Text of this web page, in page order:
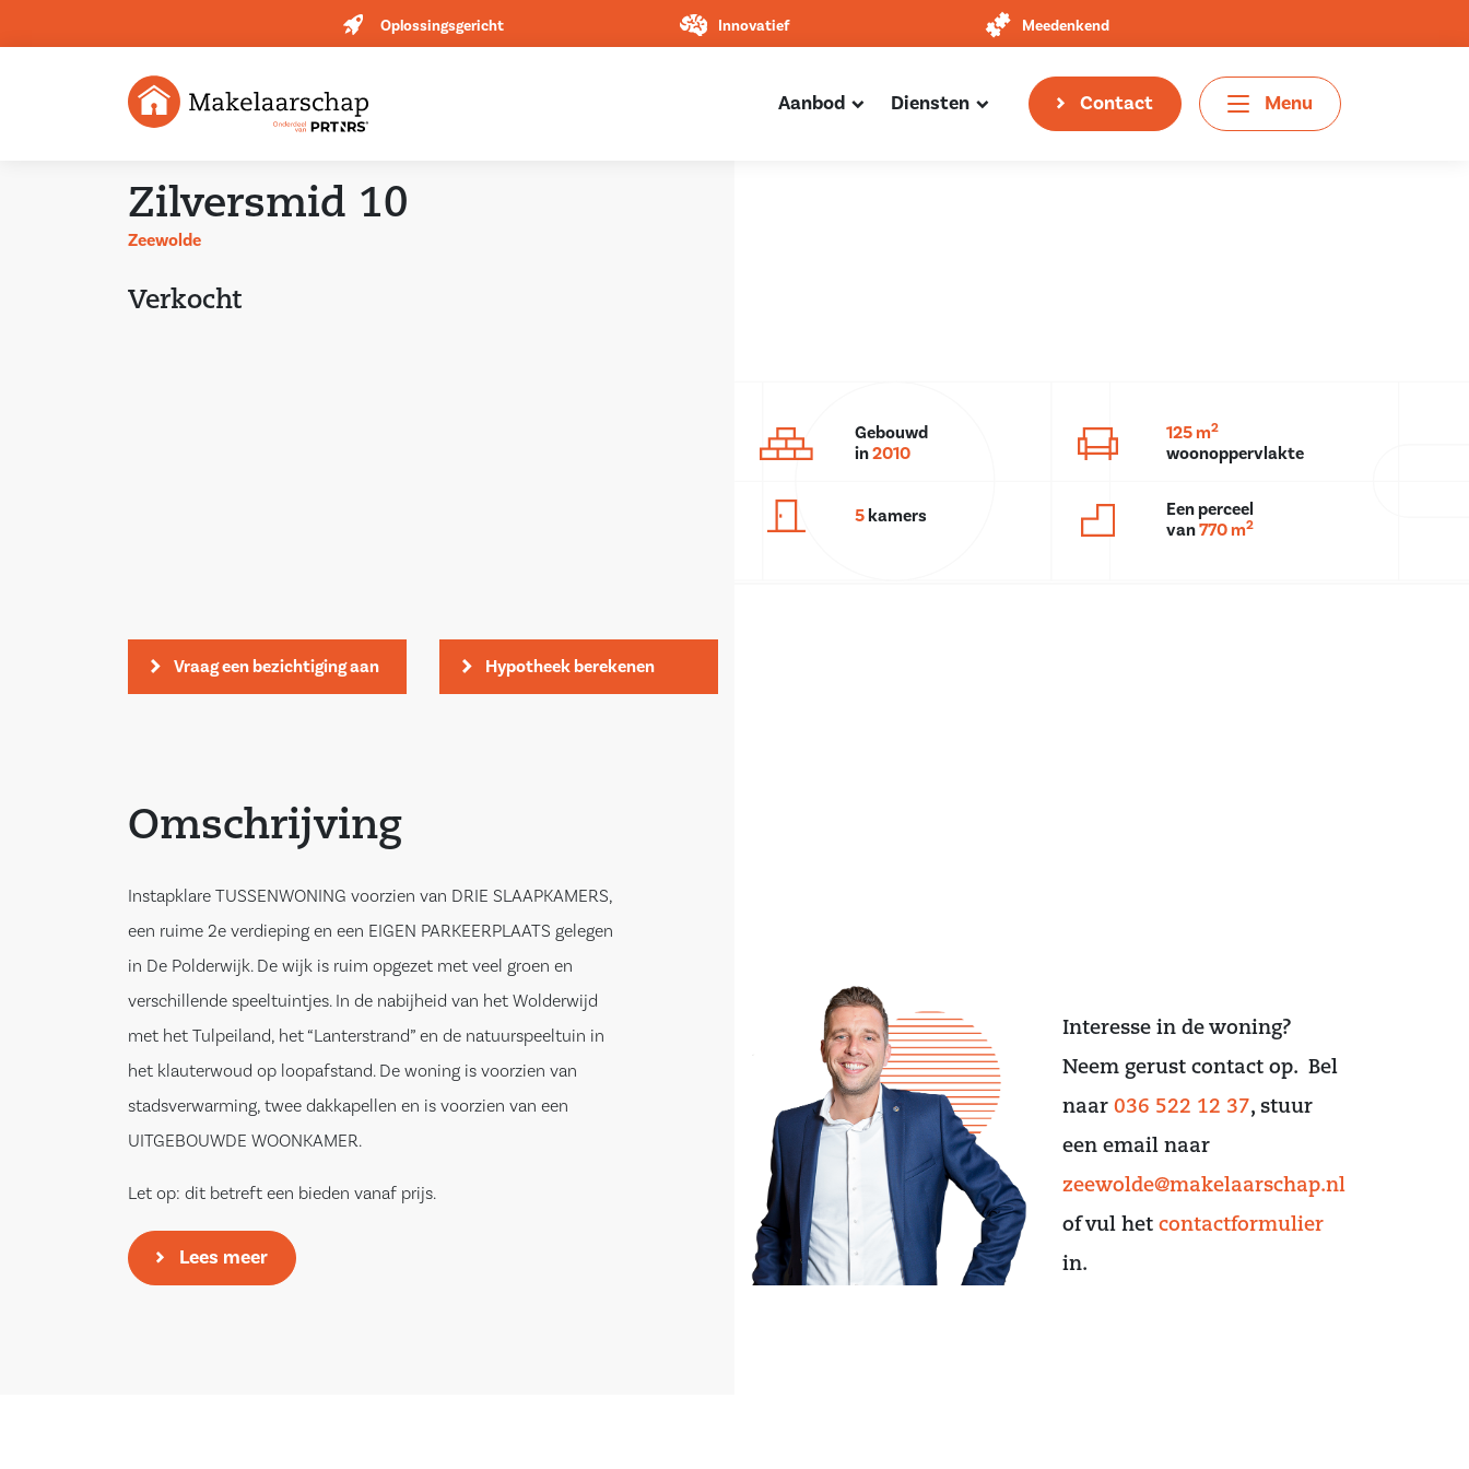
Oplossingsgericht Innovatief Meedenkend
Aanbod Diensten Contact Menu
Zilversmid 10
Zeewolde
Verkocht
Gebouwd
in2010
125 m2
woonoppervlakte
5kamers
Een perceel
van770 m2
Vraag een bezichtiging aan Hypotheek berekenen
Omschrijving
Instapklare TUSSENWONING voorzien van DRIE SLAAPKAMERS,
een ruime 2e verdieping en een EIGEN PARKEERPLAATS gelegen
in De Polderwijk. De wijk is ruim opgezet met veel groen en
verschillende speeltuintjes. In de nabijheid van het Wolderwijd
met het Tulpeiland, het “Lanterstrand” en de natuurspeeltuin in
het klauterwoud op loopafstand. De woning is voorzien van
stadsverwarming, twee dakkapellen en is voorzien van een
UITGEBOUWDE WOONKAMER.
Let op: dit betreft een bieden vanaf prijs.
Indeling;
Begane grond:
Lees meer
Interesse in de woning?
Neem gerust contact op. Bel
naar 036 522 12 37, stuur
een email naar
zeewolde@makelaarschap.nl
of vul het contactformulier
in.